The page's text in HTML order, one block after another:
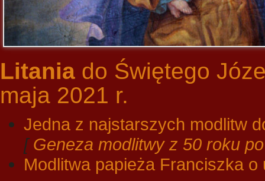
Litania do Świętego
maja 2021 r.
Jedna z najstarszych modlitw
[Geneza modlitwy z 50 roku
Modlitwa papieża Franciszka